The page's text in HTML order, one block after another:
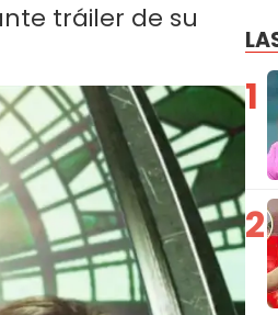
tráiler de su
1
2